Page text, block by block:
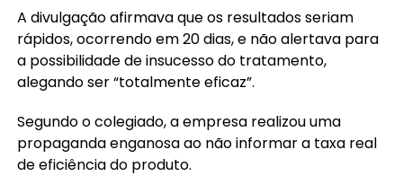
A divulgação afirmava que os resultados seriam
rápidos, ocorrendo em 20 dias, e não alertava para
a possibilidade de insucesso do tratamento,
alegando ser “totalmente eficaz”.
Segundo o colegiado, a empresa realizou uma
propaganda enganosa ao não informar a taxa real
de eficiência do produto.